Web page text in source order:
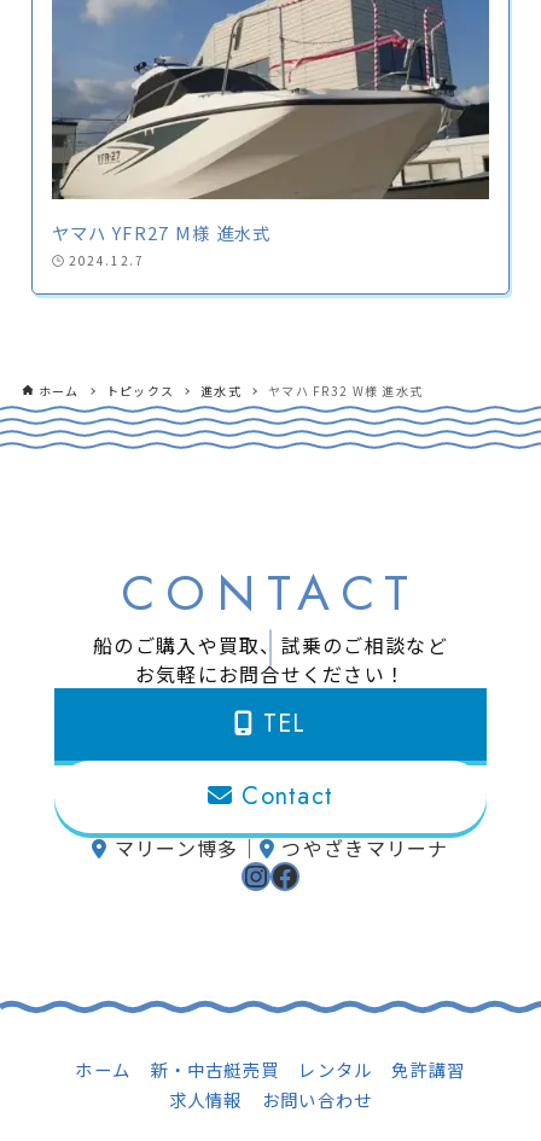
ヤマハ YFR27 M様 進水式
2024.12.7
ホーム トピックス 進水式 ヤマハ FR32 W様 進水式
CONTACT
船のご購入や買取、試乗のご相談など
お気軽にお問合せください！
TEL
Contact
マリーン博多｜ つやざきマリーナ
Instagram
Facebook
ホーム 新・中古艇売買 レンタル
免許講習
求人情報
お問い合わせ